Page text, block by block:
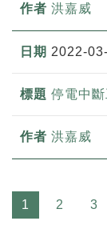
洪嘉威
2022-
停電中
洪嘉威
1 2 3